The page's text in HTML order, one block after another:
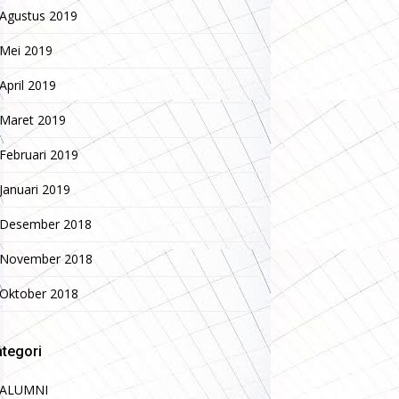
Agustus 2019
Mei 2019
April 2019
Maret 2019
Februari 2019
Januari 2019
Desember 2018
November 2018
Oktober 2018
ALUMNI